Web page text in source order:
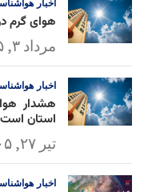
اخبار
هوای گرم
مرداد ۳, ۱۴۰۵
اخبار
استان است
تیر ۲۷, ۱۴۰۵
اخبار